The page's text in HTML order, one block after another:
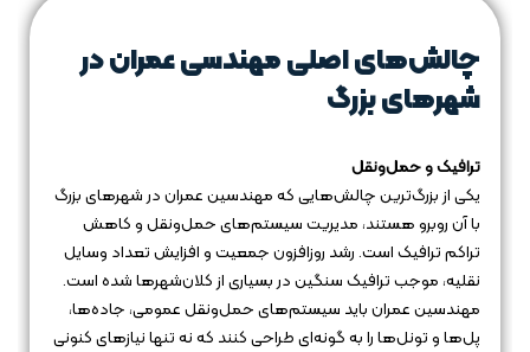
چالش‌های اصلی مهندسی عمران در
شهرهای بزرگ
ترافیک و حمل‌ونقل
یکی از بزرگ‌ترین چالش‌هایی که مهندسین عمران در شهرهای بزرگ
با آن روبرو هستند، مدیریت سیستم‌های حمل‌ونقل و کاهش
تراکم ترافیک است. رشد روزافزون جمعیت و افزایش تعداد وسایل
نقلیه، موجب ترافیک سنگین در بسیاری از کلان‌شهرها شده است.
مهندسین عمران باید سیستم‌های حمل‌ونقل عمومی، جاده‌ها،
پل‌ها و تونل‌ها را به گونه‌ای طراحی کنند که نه تنها نیازهای کنونی